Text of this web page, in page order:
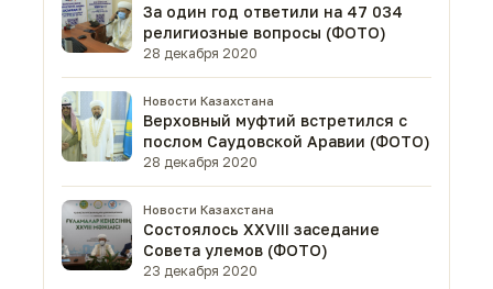
За один год ответили на 47 034
религиозные вопросы (ФОТО)
28 декабря 2020
Новости Казахстана
Верховный муфтий встретился с
послом Саудовской Аравии (ФОТО)
28 декабря 2020
Новости Казахстана
Состоялось XXVIII заседание
Совета улемов (ФОТО)
23 декабря 2020